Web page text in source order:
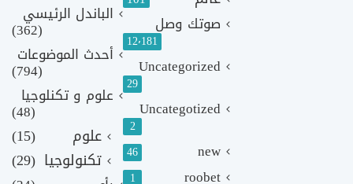
صوتك وصل
12٬181
Uncategorized
29
Uncategotized
2
new
46
roobet
1
الباندل الرئيسي
(362)
أحدث الموضوعات
(794)
علوم و تكنلوجيا
(48)
علوم
(15)
تكنولوجيا (29)